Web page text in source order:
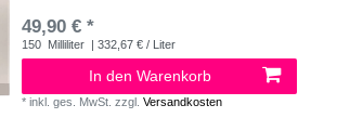
49,90 € *
150 Milliliter | 332,67 € / Liter
In den Warenkorb
*inkl. ges. MwSt. zzgl.Versandkosten